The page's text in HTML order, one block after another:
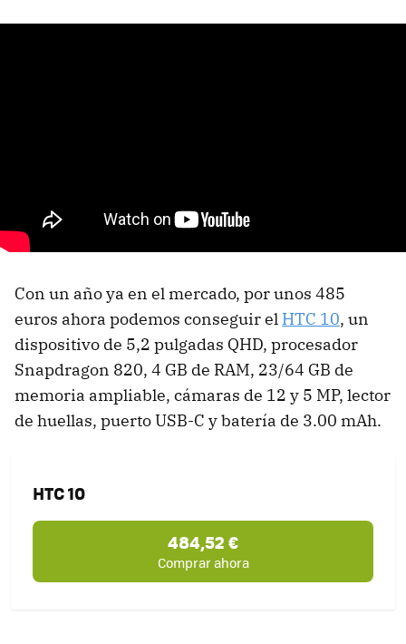
Con un año ya en el mercado, por unos 485
euros ahora podemos conseguir el HTC 10, un
dispositivo de 5,2 pulgadas QHD, procesador
Snapdragon 820, 4 GB de RAM, 23/64 GB de
memoria ampliable, cámaras de 12 y 5 MP, lector
de huellas, puerto USB-C y batería de 3.00 mAh.
HTC 10
484,52 €
Comprar ahora